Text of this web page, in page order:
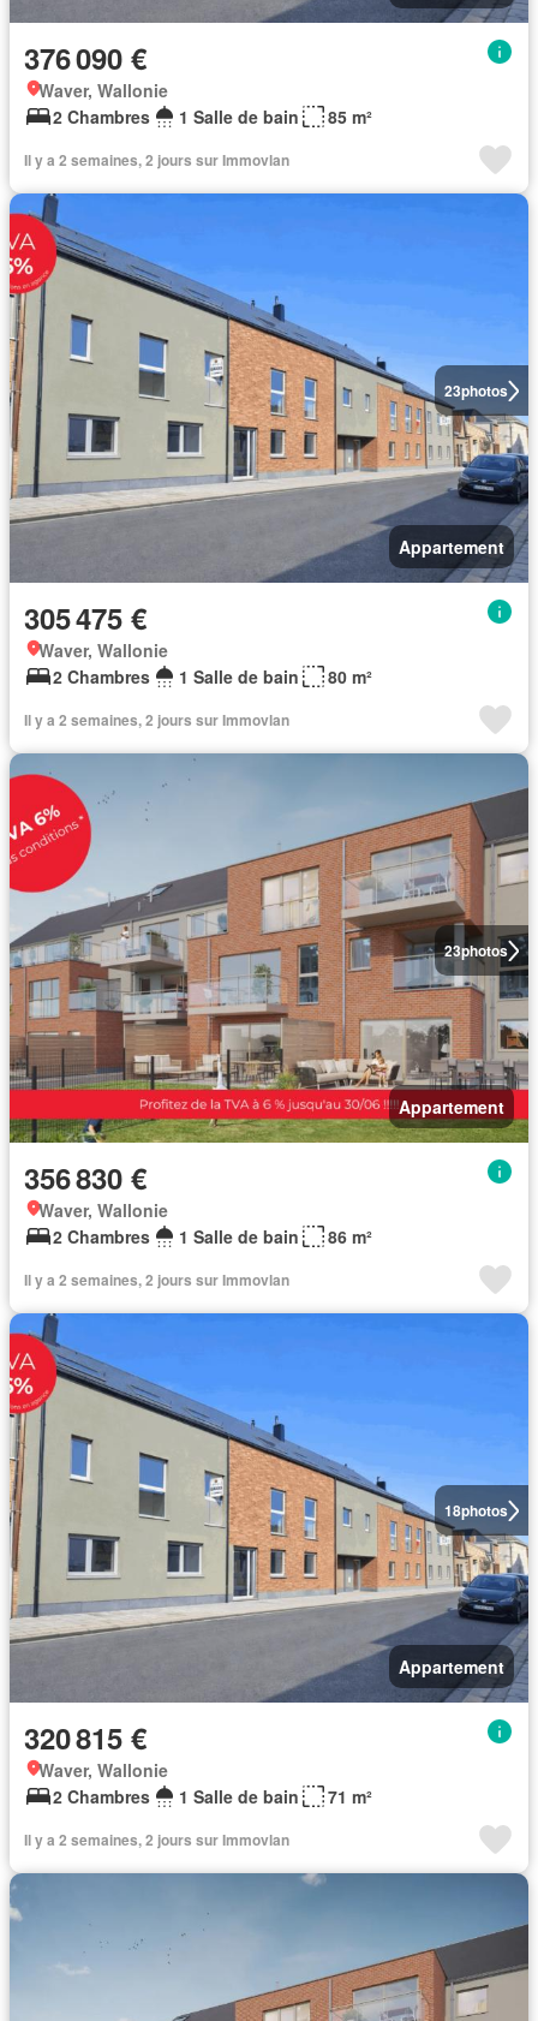
376 090 €
Waver, Wallonie
2 Chambres
1 Salle de bain 85 m²
Il y a 2 semaines, 2 jours sur Immovlan
23photos
Appartement
305 475 €
Waver, Wallonie
2 Chambres
1 Salle de bain 80 m²
Il y a 2 semaines, 2 jours sur Immovlan
23photos
Appartement
356 830 €
Waver, Wallonie
2 Chambres
1 Salle de bain 86 m²
Il y a 2 semaines, 2 jours sur Immovlan
18photos
Appartement
320 815 €
Waver, Wallonie
2 Chambres
1 Salle de bain 71 m²
Il y a 2 semaines, 2 jours sur Immovlan